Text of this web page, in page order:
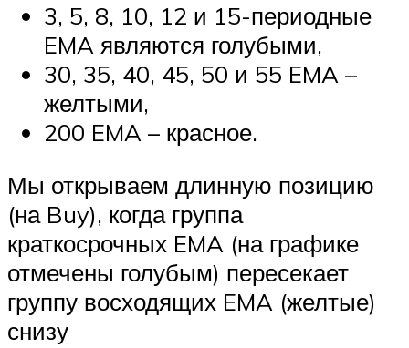
3, 5, 8, 10, 12 и 15-периодные
EMA являются голубыми,
30, 35, 40, 45, 50 и 55 EMA –
желтыми,
200 EMA – красное.
Мы открываем длинную позицию
(на Buy), когда группа
краткосрочных EMA (на графике
отмечены голубым) пересекает
группу восходящих EMA (желтые)
снизу